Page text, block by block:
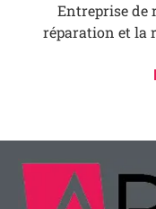
Entreprise de
réparation et la